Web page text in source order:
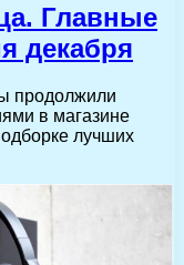
Главные
декабря
продолжили
в магазине
лучших